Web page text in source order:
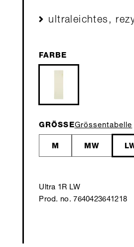
ultraleichtes,
FARBE
GRÖSSEGrössentabelle
M MW
Ultra 1R LW
Prod. no. 7640423641218